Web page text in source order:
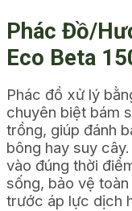
Phác Đồ/
Eco Beta
Phác đồ xử lý
chuyên biệt bám
trồng, giúp đánh
bông hay suy
vào đúng thời
sống, bảo vệ
trước áp lực dịch